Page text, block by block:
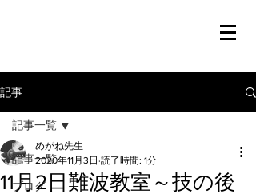
記事
記事一覧
ブログ
記事一覧
11月2日難波教室～技の後
めがね先生
2020年11月3日 読了時間: 1分